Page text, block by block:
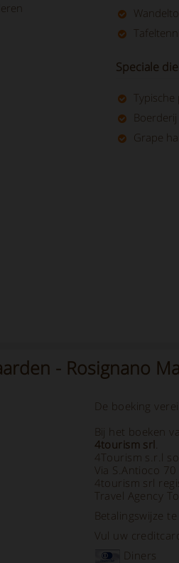
Speciale
Typische
Grape
- Rosignano
De boeking
Bij het boeken
4tourism srl.
4Tourism s.r.l
Via S.Antioco
4tourism srl
Travel Agency
Betalingswijze
Vul uw
Diners